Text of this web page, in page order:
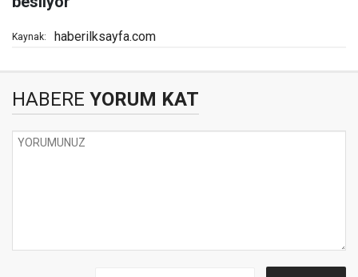
Kaynak: haberilksayfa.com
HABERE YORUM KAT